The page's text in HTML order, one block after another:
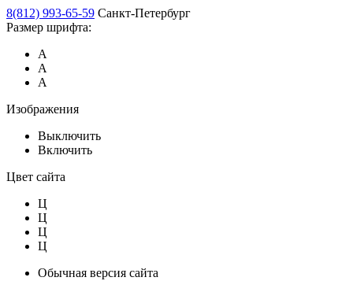
8(812) 993-65-59 Санкт-Петербург
Размер шрифта:
А
А
А
Изображения
Выключить
Включить
Цвет сайта
Ц
Ц
Ц
Ц
Обычная версия сайта